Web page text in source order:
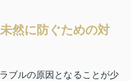
然に防ぐための対
ブルの原因となることが少